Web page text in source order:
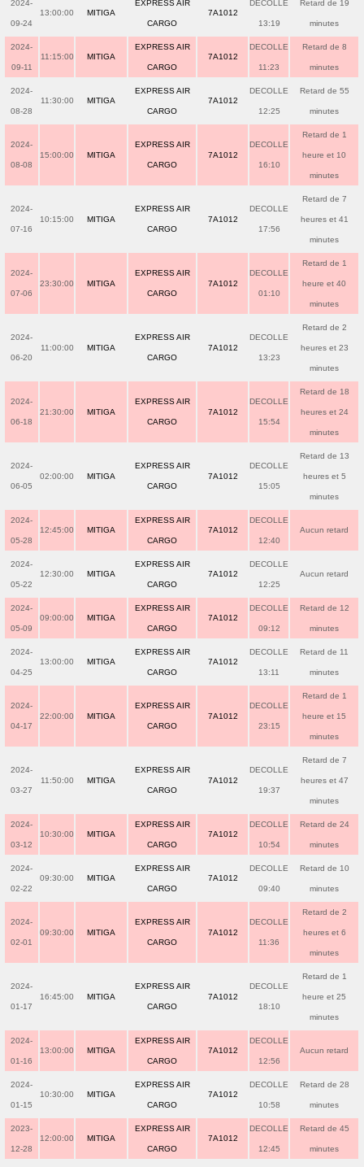
2024-
09-24
13:00:00 MITIGA
EXPRESS AIR
CARGO
7A1012
DECOLLE
13:19
Retard de 19
minutes
2024-
09-11
11:15:00 MITIGA
EXPRESS AIR
CARGO
7A1012
DECOLLE
11:23
Retard de 8
minutes
2024-
08-28
11:30:00 MITIGA
EXPRESS AIR
CARGO
7A1012
DECOLLE
12:25
Retard de 55
minutes
2024-
08-08
15:00:00 MITIGA
EXPRESS AIR
CARGO
7A1012
DECOLLE
16:10
Retard de 1
heure et 10
minutes
2024-
07-16
10:15:00 MITIGA
EXPRESS AIR
CARGO
7A1012
DECOLLE
17:56
Retard de 7
heures et 41
minutes
2024-
07-06
23:30:00 MITIGA
EXPRESS AIR
CARGO
7A1012
DECOLLE
01:10
Retard de 1
heure et 40
minutes
2024-
06-20
11:00:00 MITIGA
EXPRESS AIR
CARGO
7A1012
DECOLLE
13:23
Retard de 2
heures et 23
minutes
2024-
06-18
21:30:00 MITIGA
EXPRESS AIR
CARGO
7A1012
DECOLLE
15:54
Retard de 18
heures et 24
minutes
2024-
06-05
02:00:00 MITIGA
EXPRESS AIR
CARGO
7A1012
DECOLLE
15:05
Retard de 13
heures et 5
minutes
2024-
05-28
12:45:00 MITIGA
EXPRESS AIR
CARGO
7A1012
DECOLLE
12:40
Aucun retard
2024-
05-22
12:30:00 MITIGA
EXPRESS AIR
CARGO
7A1012
DECOLLE
12:25
Aucun retard
2024-
05-09
09:00:00 MITIGA
EXPRESS AIR
CARGO
7A1012
DECOLLE
09:12
Retard de 12
minutes
2024-
04-25
13:00:00 MITIGA
EXPRESS AIR
CARGO
7A1012
DECOLLE
13:11
Retard de 11
minutes
2024-
04-17
22:00:00 MITIGA
EXPRESS AIR
CARGO
7A1012
DECOLLE
23:15
Retard de 1
heure et 15
minutes
2024-
03-27
11:50:00 MITIGA
EXPRESS AIR
CARGO
7A1012
DECOLLE
19:37
Retard de 7
heures et 47
minutes
2024-
03-12
10:30:00 MITIGA
EXPRESS AIR
CARGO
7A1012
DECOLLE
10:54
Retard de 24
minutes
2024-
02-22
09:30:00 MITIGA
EXPRESS AIR
CARGO
7A1012
DECOLLE
09:40
Retard de 10
minutes
2024-
02-01
09:30:00 MITIGA
EXPRESS AIR
CARGO
7A1012
DECOLLE
11:36
Retard de 2
heures et 6
minutes
2024-
01-17
16:45:00 MITIGA
EXPRESS AIR
CARGO
7A1012
DECOLLE
18:10
Retard de 1
heure et 25
minutes
2024-
01-16
13:00:00 MITIGA
EXPRESS AIR
CARGO
7A1012
DECOLLE
12:56
Aucun retard
2024-
01-15
10:30:00 MITIGA
EXPRESS AIR
CARGO
7A1012
DECOLLE
10:58
Retard de 28
minutes
2023-
12-28
12:00:00 MITIGA
EXPRESS AIR
CARGO
7A1012
DECOLLE
12:45
Retard de 45
minutes